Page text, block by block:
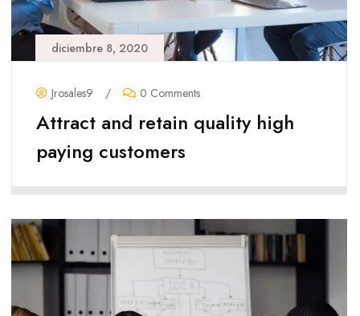
diciembre 8, 2020
Jrosales9 / 0 Comments
Attract and retain quality high
paying customers